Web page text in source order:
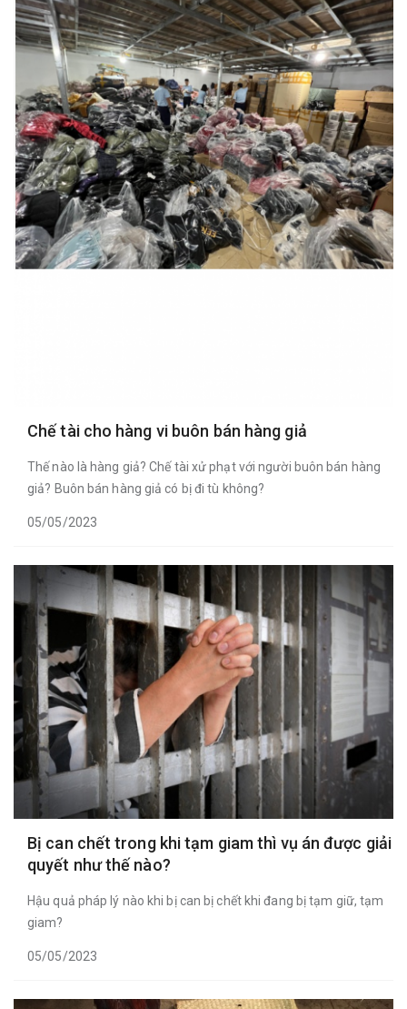
Chế tài cho hàng vi buôn bán hàng giả
Thế nào là hàng giả? Chế tài xử phạt với người buôn bán hàng
giả? Buôn bán hàng giả có bị đi tù không?
05/05/2023
Bị can chết trong khi tạm giam thì vụ án được giải
quyết như thế nào?
Hậu quả pháp lý nào khi bị can bị chết khi đang bị tạm giữ, tạm
giam?
05/05/2023